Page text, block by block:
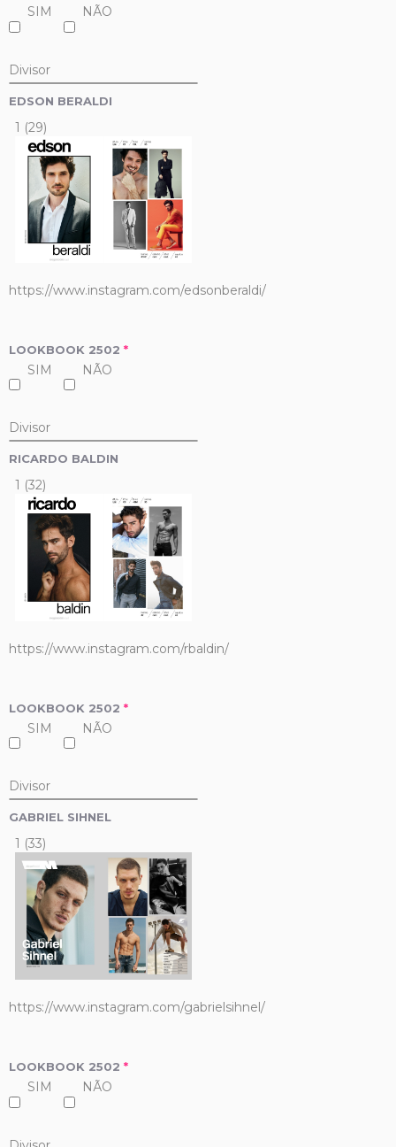
SIM NÃO
Divisor
EDSON BERALDI
1 (29)
https://www.instagram.com/edsonberaldi/
LOOKBOOK 2502 *
SIM NÃO
Divisor
RICARDO BALDIN
1 (32)
https://www.instagram.com/rbaldin/
LOOKBOOK 2502 *
SIM NÃO
Divisor
GABRIEL SIHNEL
1 (33)
https://www.instagram.com/gabrielsihnel/
LOOKBOOK 2502 *
SIM NÃO